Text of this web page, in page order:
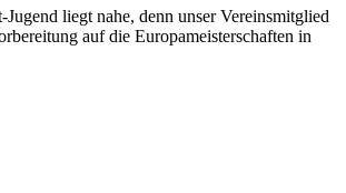
liegt nahe, denn unser Vereinsmitglied
auf die Europameisterschaften in